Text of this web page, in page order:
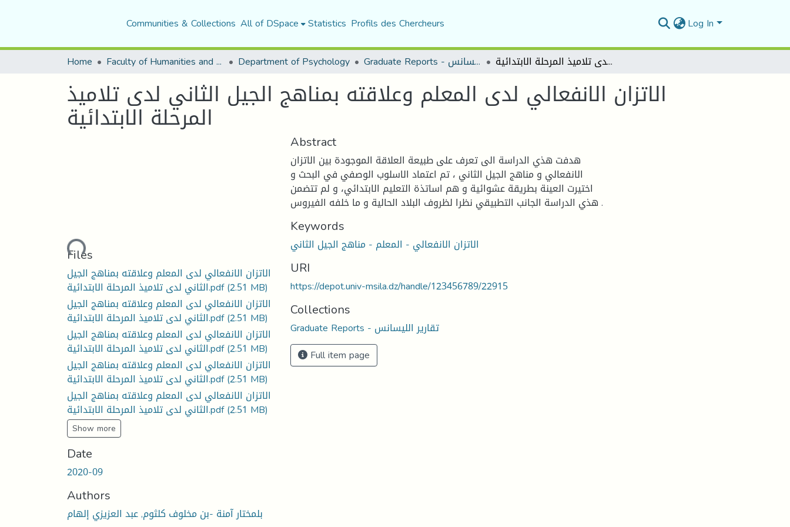
Communities & Collections All of DSpace Statistics Profils des Chercheurs Log In
Home Faculty of Humanities and Social Sciences Department of Psychology Graduate Reports - تقارير الليسانس الاتزان الانفعالي لدى المعلم وعلاقته بمناهج الجيل الثاني لدى تلاميذ المرحلة الابتدائية
الاتزان الانفعالي لدى المعلم وعلاقته بمناهج الجيل الثاني لدى تلاميذ
المرحلة الابتدائية
Loading...
Files
الاتزان الانفعالي لدى المعلم وعلاقته بمناهج الجيل
الثاني لدى تلاميذ المرحلة الابتدائية.pdf(2.51 MB)
الاتزان الانفعالي لدى المعلم وعلاقته بمناهج الجيل
الثاني لدى تلاميذ المرحلة الابتدائية.pdf(2.51 MB)
الاتزان الانفعالي لدى المعلم وعلاقته بمناهج الجيل
الثاني لدى تلاميذ المرحلة الابتدائية.pdf(2.51 MB)
الاتزان الانفعالي لدى المعلم وعلاقته بمناهج الجيل
الثاني لدى تلاميذ المرحلة الابتدائية.pdf(2.51 MB)
الاتزان الانفعالي لدى المعلم وعلاقته بمناهج الجيل
الثاني لدى تلاميذ المرحلة الابتدائية.pdf(2.51 MB)
Show more
Date
2020-09
Authors
بلمختار آمنة -بن مخلوف كلثوم, عبد العزيزي إلهام
Abstract
هدفت هذي الدراسة الى تعرف على طبيعة العلاقة الموجودة بين الاتزان
الانفعالي و مناهج الجيل الثاني ، تم اعتماد الاسلوب الوصفي في البحث و
اختيرت العينة بطريقة عشوائية و هم اساتذة التعليم الابتدائي، و لم تتضمن
هذي الدراسة الجانب التطبيقي نظرا لظروف البلاد الحالية و ما خلفه الفيروس .
Keywords
الاتزان الانفعالي - المعلم - مناهج الجيل الثاني
URI
https://depot.univ-msila.dz/handle/123456789/22915
Collections
Graduate Reports - تقارير الليسانس
Full item page